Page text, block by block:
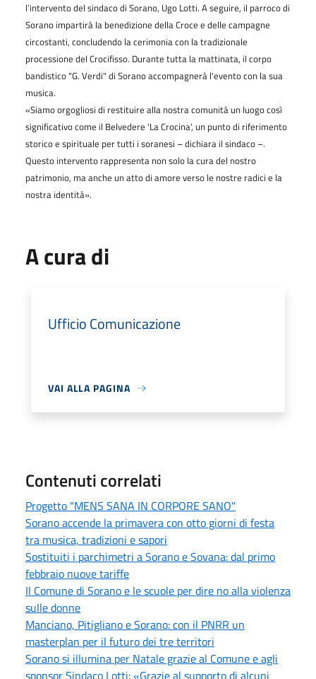
l’intervento del sindaco di Sorano, Ugo Lotti. A seguire, il parroco di
Sorano impartirà la benedizione della Croce e delle campagne
circostanti, concludendo la cerimonia con la tradizionale
processione del Crocifisso. Durante tutta la mattinata, il corpo
bandistico "G. Verdi" di Sorano accompagnerà l'evento con la sua
musica.
«Siamo orgogliosi di restituire alla nostra comunità un luogo così
significativo come il Belvedere 'La Crocina', un punto di riferimento
storico e spirituale per tutti i soranesi – dichiara il sindaco –.
Questo intervento rappresenta non solo la cura del nostro
patrimonio, ma anche un atto di amore verso le nostre radici e la
nostra identità».
A cura di
Ufficio Comunicazione
VAI ALLA PAGINA
Contenuti correlati
Progetto "MENS SANA IN CORPORE SANO"
Sorano accende la primavera con otto giorni di festa
tra musica, tradizioni e sapori
Sostituiti i parchimetri a Sorano e Sovana: dal primo
febbraio nuove tariffe
Il Comune di Sorano e le scuole per dire no alla violenza
sulle donne
Manciano, Pitigliano e Sorano: con il PNRR un
masterplan per il futuro dei tre territori
Sorano si illumina per Natale grazie al Comune e agli
sponsor Sindaco Lotti: «Grazie al supporto di alcuni